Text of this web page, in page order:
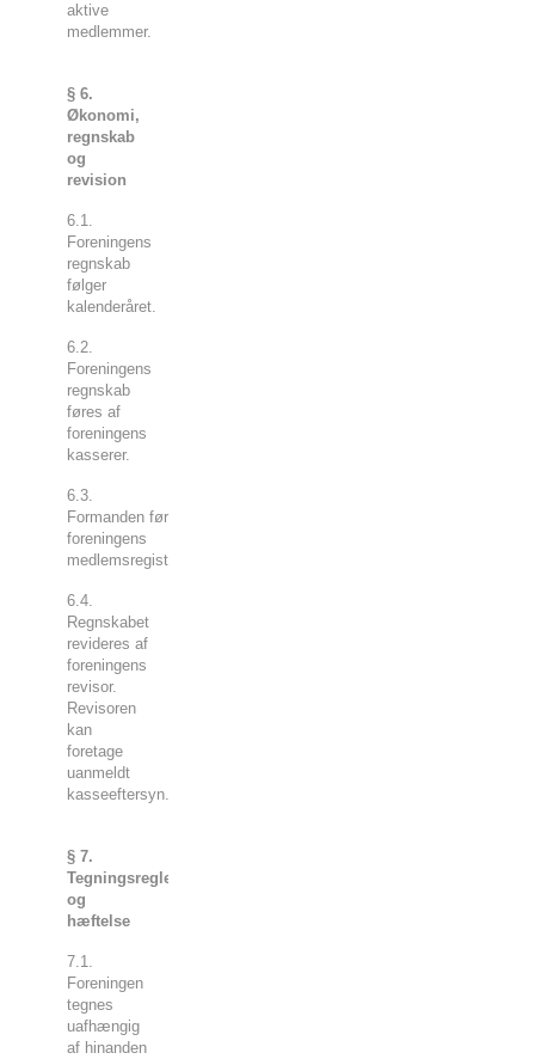
aktive
medlemmer.
§ 6.
Økonomi,
regnskab
og
revision
6.1.
Foreningens
regnskab
følger
kalenderåret.
6.2.
Foreningens
regnskab
føres af
foreningens
kasserer.
6.3.
Formanden fører
foreningens
medlemsregister.
6.4.
Regnskabet
revideres af
foreningens
revisor.
Revisoren
kan
foretage
uanmeldt
kasseeftersyn.
§ 7.
Tegningsregler
og
hæftelse
7.1.
Foreningen
tegnes
uafhængig
af hinanden